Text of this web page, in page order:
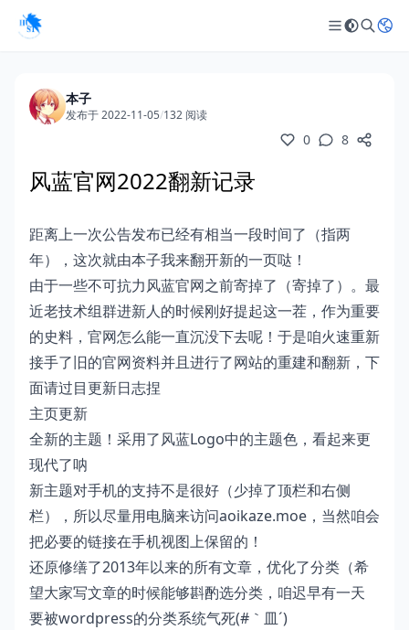
本子
发布于 2022-11-05/132 阅读
0 8
风蓝官网2022翻新记录
距离上一次公告发布已经有相当一段时间了（指两
年），这次就由本子我来翻开新的一页哒！
由于一些不可抗力风蓝官网之前寄掉了（寄掉了）。最
近老技术组群进新人的时候刚好提起这一茬，作为重要
的史料，官网怎么能一直沉没下去呢！于是咱火速重新
接手了旧的官网资料并且进行了网站的重建和翻新，下
面请过目更新日志捏
主页更新
全新的主题！采用了风蓝Logo中的主题色，看起来更
现代了呐
新主题对手机的支持不是很好（少掉了顶栏和右侧
栏），所以尽量用电脑来访问aoikaze.moe，当然咱会
把必要的链接在手机视图上保留的！
还原修缮了2013年以来的所有文章，优化了分类（希
望大家写文章的时候能够斟酌选分类，咱迟早有一天
要被wordpress的分类系统气死(#｀皿´)